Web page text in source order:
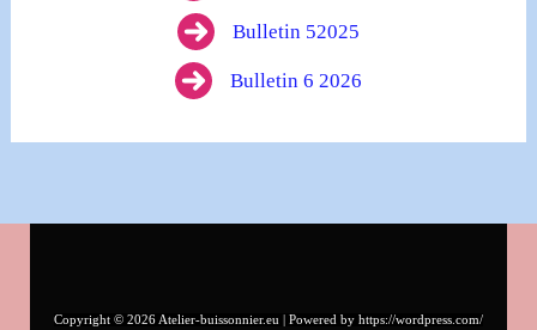
Bulletin 52025
Bulletin 6 2026
Copyright © 2026 Atelier-buissonnier.eu | Powered by https://wordpress.com/